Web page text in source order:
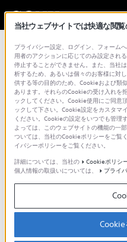
カメラの機能と使いかた
フォーカス設定ガイド
ILCE-7RM6
フォーカス設定
オートフォーカスの具体的な
ます。
各イベントでの設定例
当社ウェブサイトでは快適な閲
プライバシー設定、ログイン、フォーム
用者のアクションに応じてのみ設定され
停止することができません。また、当社
析するため、あるいは個々のお客様に対
供する等の目的のため、Cookieおよび類
あります。それらのCookieの受け入れを
ックしてください。Cookie使用にご同意
ックして下さい。Cookie設定をカスタマ
ください。Cookieの設定をいつでも管理
よっては、このウェブサイトの機能の一
ついては、当社のCookieポリシーをご覧
イバシーポリシーをご覧ください。
詳細については、当社の
Cookieポリシ
個人情報の取扱いについては、
プライ